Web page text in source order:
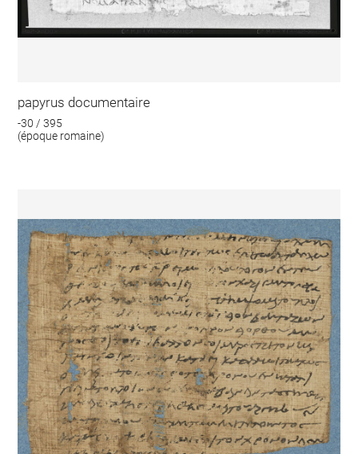
papyrus documentaire
-30 / 395
(époque romaine)